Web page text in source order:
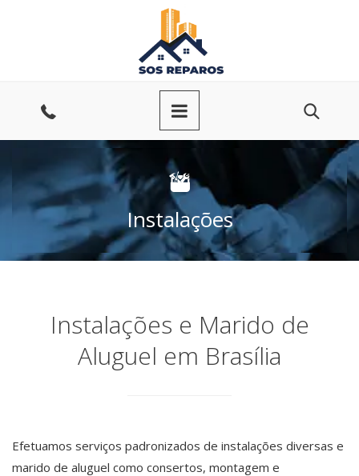
contato
Instalações
Instalações e Marido de
Aluguel em Brasília
Efetuamos serviços padronizados de instalações diversas e
marido de aluguel como consertos, montagem e